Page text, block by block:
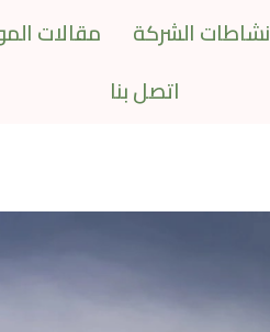
نشاطات الشركة مقالات
اتصل بنا